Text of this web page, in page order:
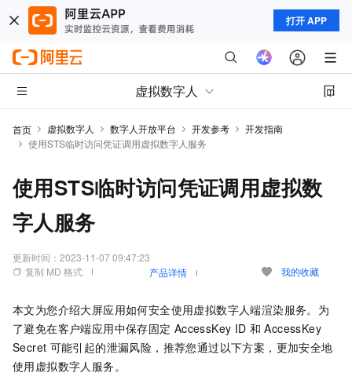
打开 APP
虚拟数字人
首页 虚拟数字人 数字人开放平台 开发参考
开发指南
使用STS临时访问凭证调用虚拟数字人服务
使用STS临时访问凭证调用虚拟数
字人服务
更新时间： 2023-11-07 09:47:23
复制 MD 格式
产品详情 我的收藏
本文为您介绍大屏应用如何安全使用虚拟数字人端渲染服务。为
了避免在客户端应用中保存固定 AccessKey ID 和 AccessKey
Secret 可能引起的泄漏风险，推荐您通过以下方案，更加安全地
使用虚拟数字人服务。